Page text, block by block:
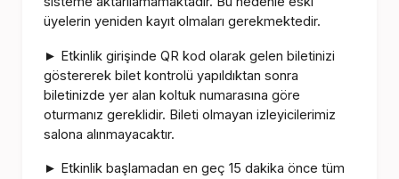
üyelerin yeniden kayıt olmaları gerekmektedir.
► Etkinlik girişinde QR kod olarak gelen biletinizi
göstererek bilet kontrolü yapıldıktan sonra
biletinizde yer alan koltuk numarasına göre
oturmanız gereklidir. Bileti olmayan izleyicilerimiz
salona alınmayacaktır.
►
Etkinlik başlamadan en geç 15 dakika önce tüm